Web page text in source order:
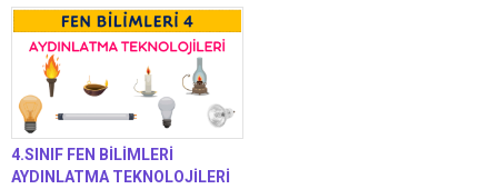
4.SINIF FEN BİLİMLERİ
AYDINLATMA TEKNOLOJİLERİ